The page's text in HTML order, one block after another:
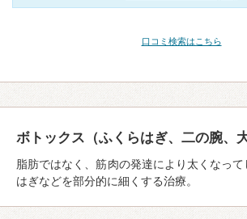
口コミ検索はこちら
ボトックス（ふくらはぎ、二の腕、
脂肪ではなく、筋肉の発達により太くなっ
はぎなどを部分的に細くする治療。